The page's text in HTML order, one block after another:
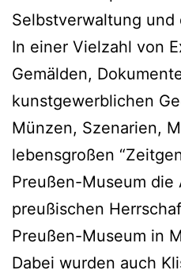
Selbstverwaltung und
In einer Vielzahl von
Gemälden,
kunstgewerblichen
Münzen, Szenarien,
lebensgroßen
Preußen-Museum die
preußischen
Preußen-Museum in
Dabei wurden auch